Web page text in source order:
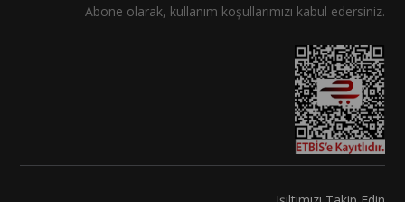
Abone olarak, kullanım koşullarımızı kabul edersiniz.